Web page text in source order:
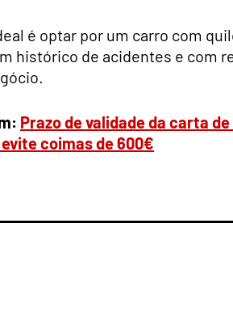
é optar por um carro com
histórico de acidentes e com
Prazo de validade da carta
coimas de 600€